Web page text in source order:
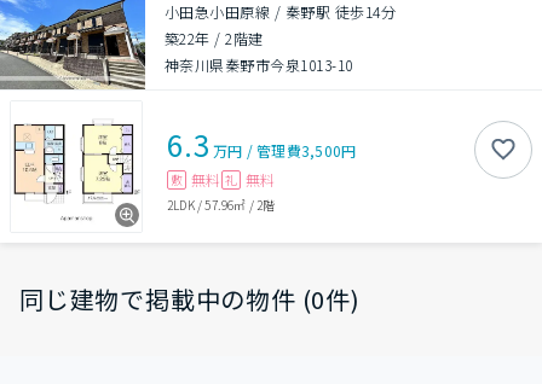
小田急小田原線 / 秦野駅 徒歩14分
築22年 /2階建
神奈川県秦野市今泉1013-10
6.3 万円 /管理費3,500円
敷 無料 礼 無料
2LDK/57.96㎡ / 2階
同じ建物で掲載中の物件 (0件)